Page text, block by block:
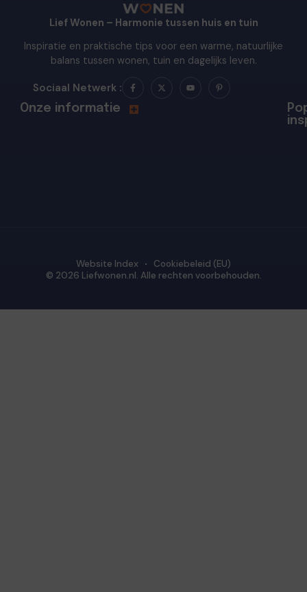
Lief Wonen – Harmonie tussen huis en tuin
Inspiratie en praktische tips voor een warme, natuurlijke
balans tussen wonen, tuin en dagelijks leven.
Sociaal Netwerk :
Onze informatie
© 2026 Liefwonen.nl. Alle rechten voorbehouden.
Website Index Cookiebeleid (EU)